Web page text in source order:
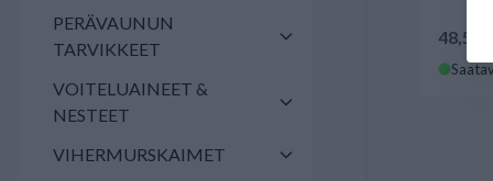
PERÄVAUNUN
TARVIKKEET
VOITELUAINEET &
NESTEET
VIHERMURSKAIMET
48,52 €